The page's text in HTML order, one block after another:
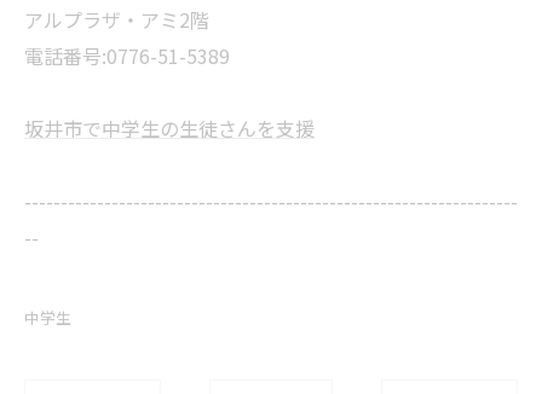
アルプラザ・アミ2階
電話番号:0776-51-5389
坂井市で中学生の生徒さんを支援
--------------------------------------------------------------------
--
中学生